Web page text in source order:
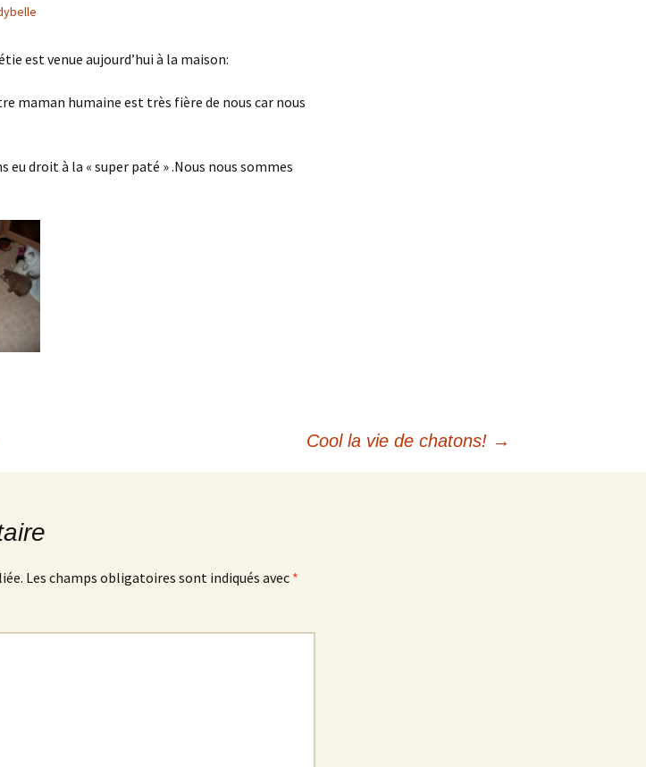
est venue aujourd’hui à la maison:
maman humaine est très fière de nous car nous
eu droit à la « super paté » .Nous nous sommes
Cool la vie de chatons! →
Les champs obligatoires sont indiqués avec *